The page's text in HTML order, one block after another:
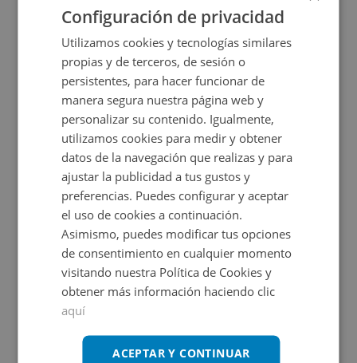
C/ Alcalde Angel Arroyo -, 28065 Getafe - Madrid
Impuestos no incluidos
4 inmuebles disponibles
Desde 7.500€
+ 11,25m2
Configuración de privacidad
Utilizamos cookies y tecnologías similares
propias y de terceros, de sesión o
persistentes, para hacer funcionar de
manera segura nuestra página web y
personalizar su contenido. Igualmente,
utilizamos cookies para medir y obtener
datos de la navegación que realizas y para
ajustar la publicidad a tus gustos y
preferencias. Puedes configurar y aceptar
el uso de cookies a continuación.
Asimismo, puedes modificar tus opciones
de consentimiento en cualquier momento
visitando nuestra Política de Cookies y
obtener más información haciendo clic
aquí
ACEPTAR Y CONTINUAR